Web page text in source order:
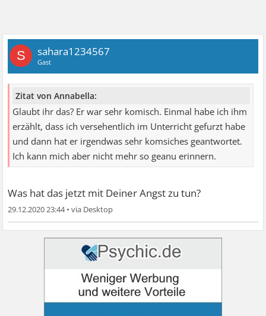
S sahara1234567
Gast
Zitat von Annabella:
Glaubt ihr das? Er war sehr komisch. Einmal habe ich ihm
erzählt, dass ich versehentlich im Unterricht gefurzt habe
und dann hat er irgendwas sehr komsiches geantwortet.
Ich kann mich aber nicht mehr so geanu erinnern.
Was hat das jetzt mit Deiner Angst zu tun?
29.12.2020 23:44•